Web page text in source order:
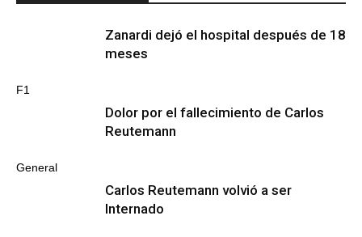
F1
Zanardi dejó el hospital después de 18
meses
General
Dolor por el fallecimiento de Carlos
Reutemann
Carlos Reutemann volvió a ser
Internado